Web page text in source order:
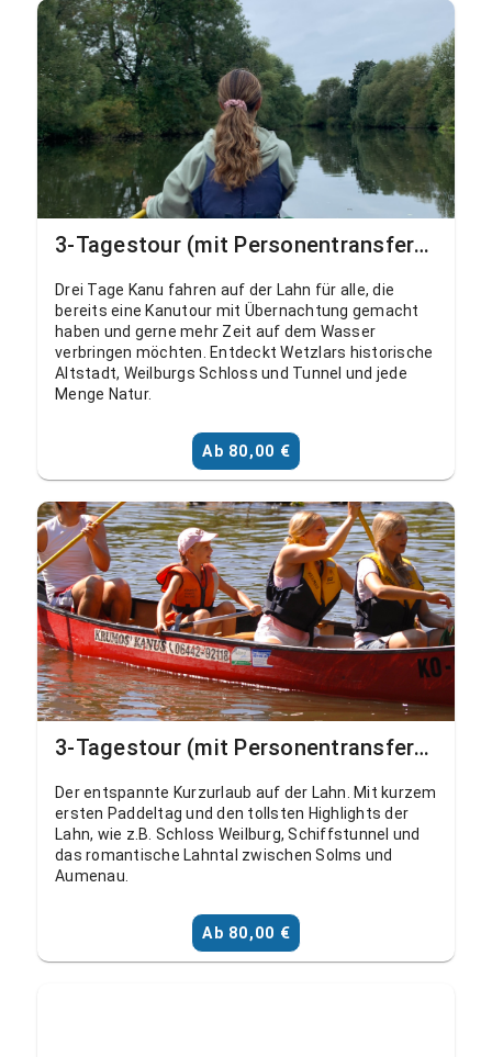
3-Tagestour (mit Personentransfer) Niedergirmes - Schohleck - Weilburg - Aumenau
Drei Tage Kanu fahren auf der Lahn für alle, die
bereits eine Kanutour mit Übernachtung gemacht
haben und gerne mehr Zeit auf dem Wasser
verbringen möchten. Entdeckt Wetzlars historische
Altstadt, Weilburgs Schloss und Tunnel und jede
Menge Natur.
Ab 80,00 €
3-Tagestour (mit Personentransfer) Wetzlar - Schohleck - Weilburg - Aumenau
Der entspannte Kurzurlaub auf der Lahn. Mit kurzem
ersten Paddeltag und den tollsten Highlights der
Lahn, wie z.B. Schloss Weilburg, Schiffstunnel und
das romantische Lahntal zwischen Solms und
Aumenau.
Ab 80,00 €